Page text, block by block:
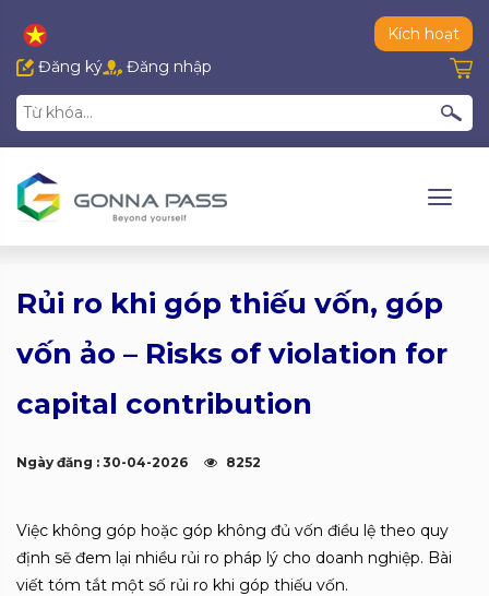
Kích hoạt
Đăng ký
Đăng nhập
Rủi ro khi góp thiếu vốn, góp
vốn ảo – Risks of violation for
capital contribution
Ngày đăng : 30-04-2026 8252
Việc không góp hoặc góp không đủ vốn điều lệ theo quy
định sẽ đem lại nhiều rủi ro pháp lý cho doanh nghiệp. Bài
viết tóm tắt một số rủi ro khi góp thiếu vốn.